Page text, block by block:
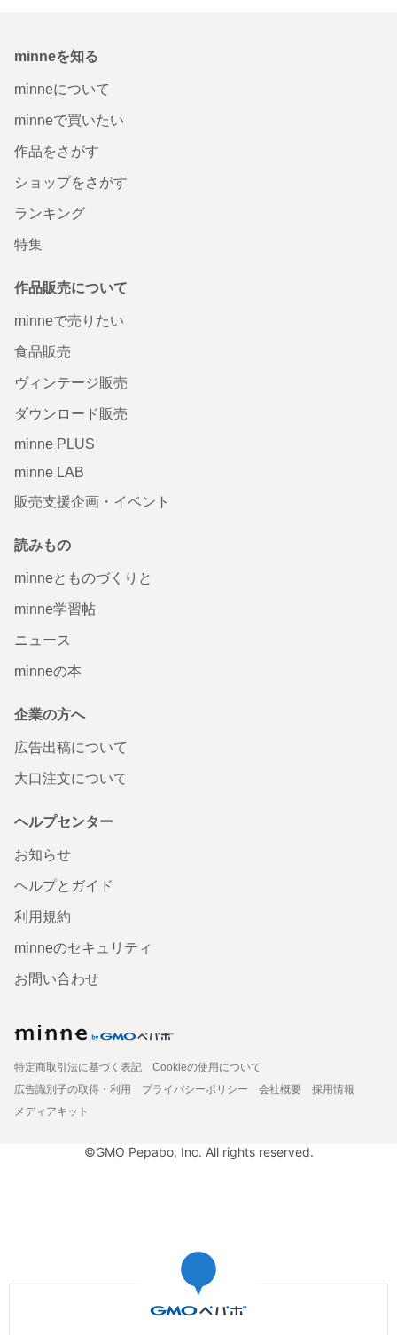
minneを知る
minneについて
minneで買いたい
作品をさがす
ショップをさがす
ランキング
特集
作品販売について
minneで売りたい
食品販売
ヴィンテージ販売
ダウンロード販売
minne PLUS
minne LAB
販売支援企画・イベント
読みもの
minneとものづくりと
minne学習帖
ニュース
minneの本
企業の方へ
広告出稿について
大口注文について
ヘルプセンター
お知らせ
ヘルプとガイド
利用規約
minneのセキュリティ
お問い合わせ
特定商取引法に基づく表記
Cookieの使用について
広告識別子の取得・利用
プライバシーポリシー 会社概要
採用情報
メディアキット
©GMO Pepabo, Inc. All rights reserved.